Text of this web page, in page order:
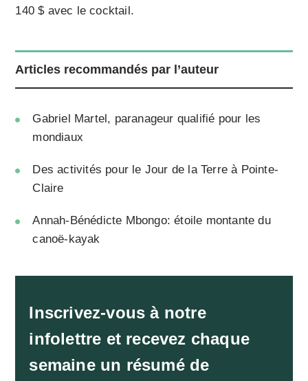
140 $ avec le cocktail.
Articles recommandés par l’auteur
Gabriel Martel, paranageur qualifié pour les
mondiaux
Des activités pour le Jour de la Terre à Pointe-
Claire
Annah-Bénédicte Mbongo: étoile montante du
canoë-kayak
Inscrivez-vous à notre
infolettre et recevez chaque
semaine un résumé de